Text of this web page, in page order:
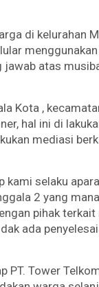
di kelurahan
atas
Kota ,
hal ini di
mediasi
kami selaku
2 yang
pihak
ada
PT. Tower